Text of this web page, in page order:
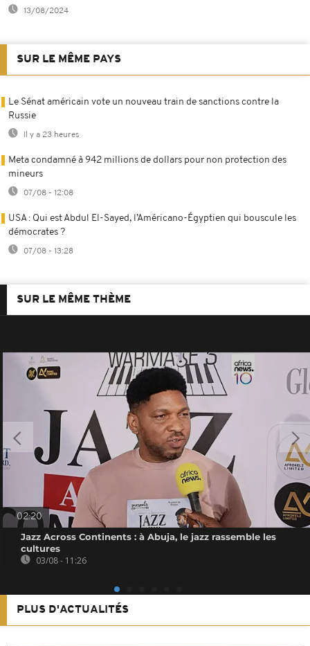
13/08/2024
SUR LE MÊME PAYS
Le Sénat américain vote un nouveau train de sanctions contre la
Russie
Il y a 23 heures
Meta condamné à 942 millions de dollars pour non protection des
mineurs
07/08 - 12:08
USA : Qui est Abdul El-Sayed, l’Américano-Égyptien qui bouscule les
démocrates ?
07/08 - 13:28
SUR LE MÊME THÈME
02:20
Jazz Across Continents : à Abuja, le jazz rassemble les
cultures
03/08 - 11:26
PLUS D'ACTUALITÉS